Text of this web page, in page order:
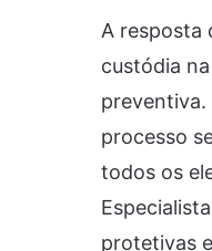
A resposta
custódia
preventiva.
processo
todos os
protetivas